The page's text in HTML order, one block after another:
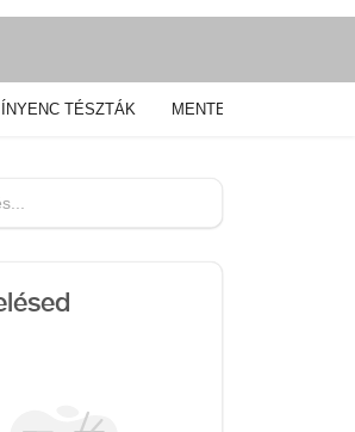
ÍNYENC TÉSZTÁK MENTES PIZZÁK -